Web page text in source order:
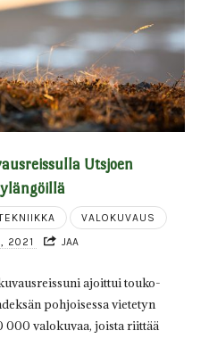
Utsjoen
VALOKUVAUS
2021
JAA
ajoittui touko-
pohjoisessa vietetyn
000 valokuvaa, joista riittää